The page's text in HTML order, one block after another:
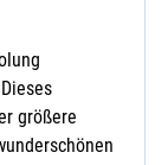
größere